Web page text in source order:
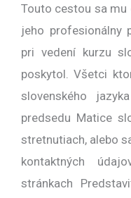
Touto cestou sa mu
jeho profesionálny
pri vedení kurzu
poskytol. Všetci
slovenského
predsedu Matice
stretnutiach, alebo
kontaktných
stránkach